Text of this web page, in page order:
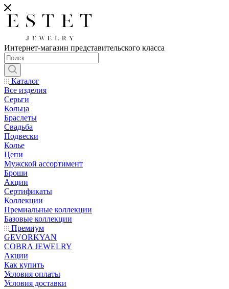
Интернет-магазин представительского класса
Каталог
Все изделия
Серьги
Кольца
Браслеты
Свадьба
Подвески
Колье
Цепи
Мужской ассортимент
Броши
Акции
Сертификаты
Коллекции
Премиальные коллекции
Базовые коллекции
Премиум
GEVORKYAN
COBRA JEWELRY
Акции
Как купить
Условия оплаты
Условия доставки